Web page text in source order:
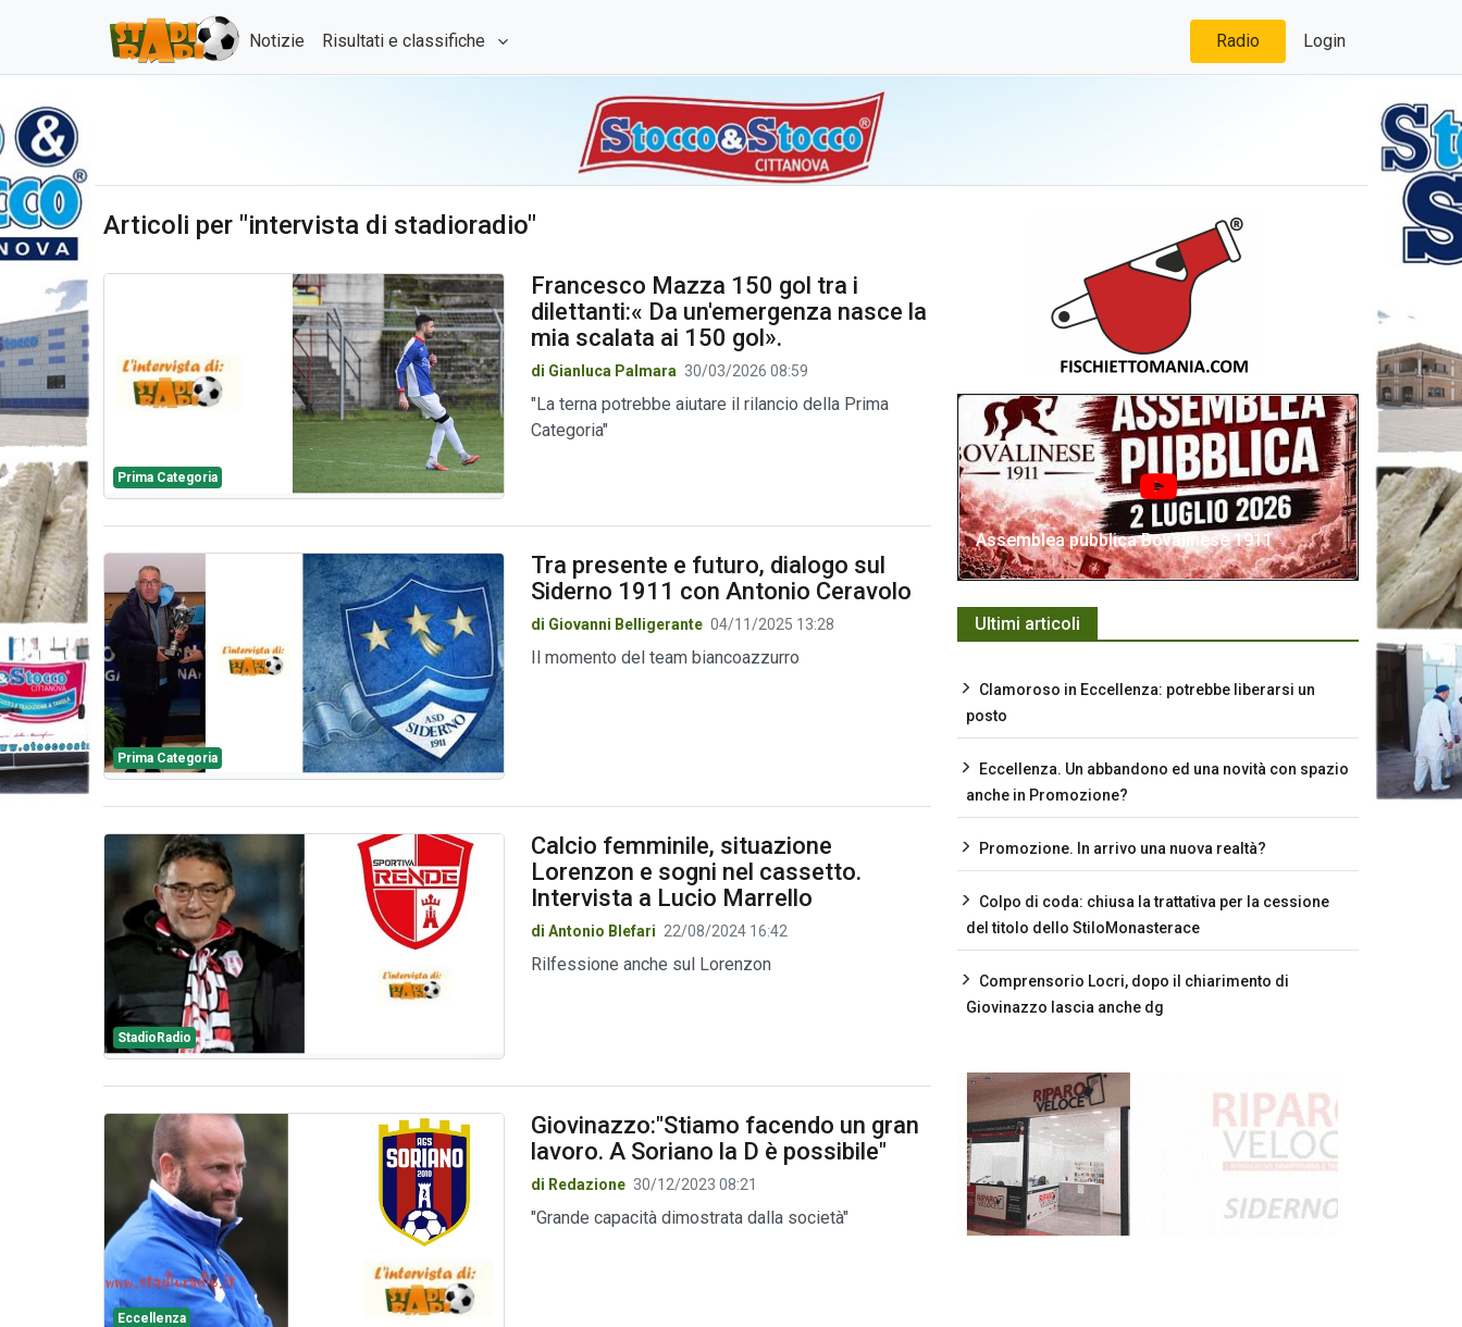
Notizie Risultati e classifiche Radio Login
Articoli per "intervista di stadioradio"
Prima Categoria
Francesco Mazza 150 gol tra i
dilettanti:« Da un'emergenza nasce la
mia scalata ai 150 gol».
di Gianluca Palmara 30/03/2026 08:59
"La terna potrebbe aiutare il rilancio della Prima
Categoria"
Prima Categoria
Tra presente e futuro, dialogo sul
Siderno 1911 con Antonio Ceravolo
di Giovanni Belligerante 04/11/2025 13:28
Il momento del team biancoazzurro
StadioRadio
Calcio femminile, situazione
Lorenzon e sogni nel cassetto.
Intervista a Lucio Marrello
di Antonio Blefari 22/08/2024 16:42
Rilfessione anche sul Lorenzon
Eccellenza
Giovinazzo:"Stiamo facendo un gran
lavoro. A Soriano la D è possibile"
di Redazione 30/12/2023 08:21
"Grande capacità dimostrata dalla società"
Assemblea pubblica Bovalinese 1911
Ultimi articoli
Clamoroso in Eccellenza: potrebbe liberarsi un
posto
Eccellenza. Un abbandono ed una novità con spazio
anche in Promozione?
Promozione. In arrivo una nuova realtà?
Colpo di coda: chiusa la trattativa per la cessione
del titolo dello StiloMonasterace
Comprensorio Locri, dopo il chiarimento di
Giovinazzo lascia anche dg